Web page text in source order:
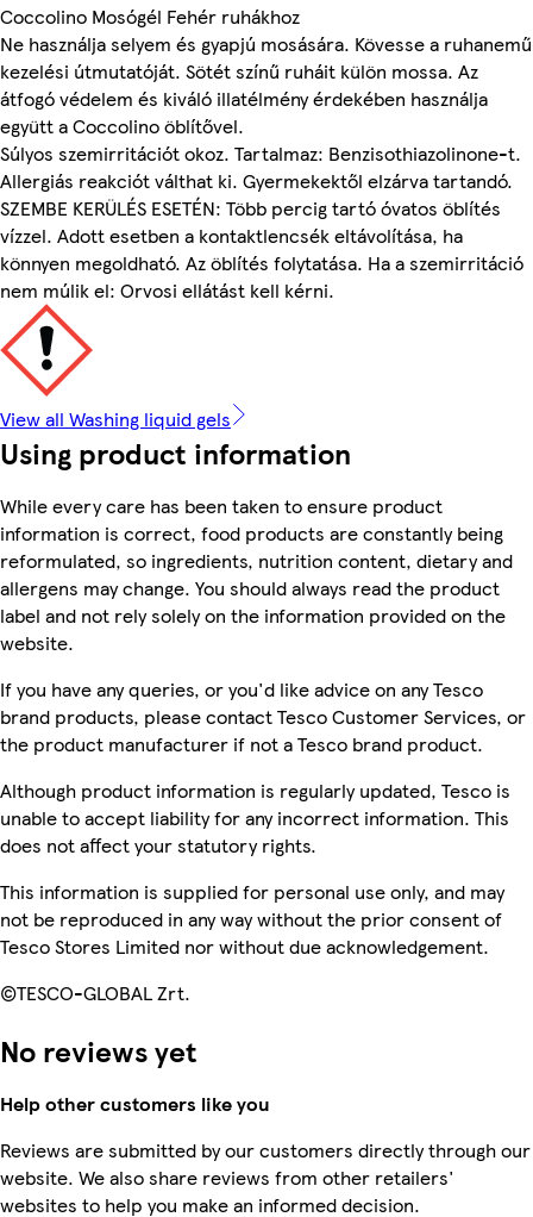
Coccolino Mosógél Fehér ruhákhoz
Ne használja selyem és gyapjú mosására. Kövesse a ruhanemű
kezelési útmutatóját. Sötét színű ruháit külön mossa. Az
átfogó védelem és kiváló illatélmény érdekében használja
együtt a Coccolino öblítővel.
Súlyos szemirritációt okoz. Tartalmaz: Benzisothiazolinone-t.
Allergiás reakciót válthat ki. Gyermekektől elzárva tartandó.
SZEMBE KERÜLÉS ESETÉN: Több percig tartó óvatos öblítés
vízzel. Adott esetben a kontaktlencsék eltávolítása, ha
könnyen megoldható. Az öblítés folytatása. Ha a szemirritáció
nem múlik el: Orvosi ellátást kell kérni.
View all Washing liquid gels
Using product information
While every care has been taken to ensure product
information is correct, food products are constantly being
reformulated, so ingredients, nutrition content, dietary and
allergens may change. You should always read the product
label and not rely solely on the information provided on the
website.
If you have any queries, or you'd like advice on any Tesco
brand products, please contact Tesco Customer Services, or
the product manufacturer if not a Tesco brand product.
Although product information is regularly updated, Tesco is
unable to accept liability for any incorrect information. This
does not affect your statutory rights.
This information is supplied for personal use only, and may
not be reproduced in any way without the prior consent of
Tesco Stores Limited nor without due acknowledgement.
©TESCO-GLOBAL Zrt.
No reviews yet
Help other customers like you
Reviews are submitted by our customers directly through our
website. We also share reviews from other retailers'
websites to help you make an informed decision.